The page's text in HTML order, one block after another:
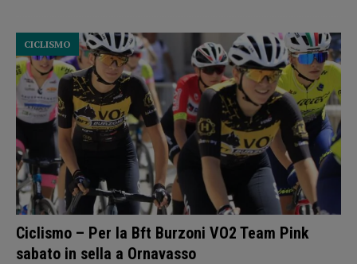
Ciclismo – Per la Bft Burzoni VO2 Team Pink
sabato in sella a Ornavasso
CICLISMO